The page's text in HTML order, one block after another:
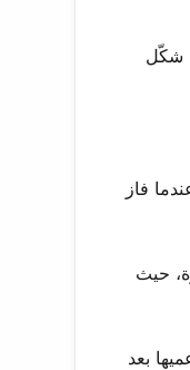
شكّل
ولكن تغير كل شيء عندما فاز
حيث
داعميها بعد